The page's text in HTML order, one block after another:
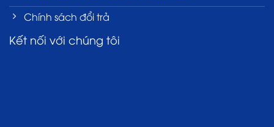
Chính sách đổi trả
Kết nối với chúng tôi